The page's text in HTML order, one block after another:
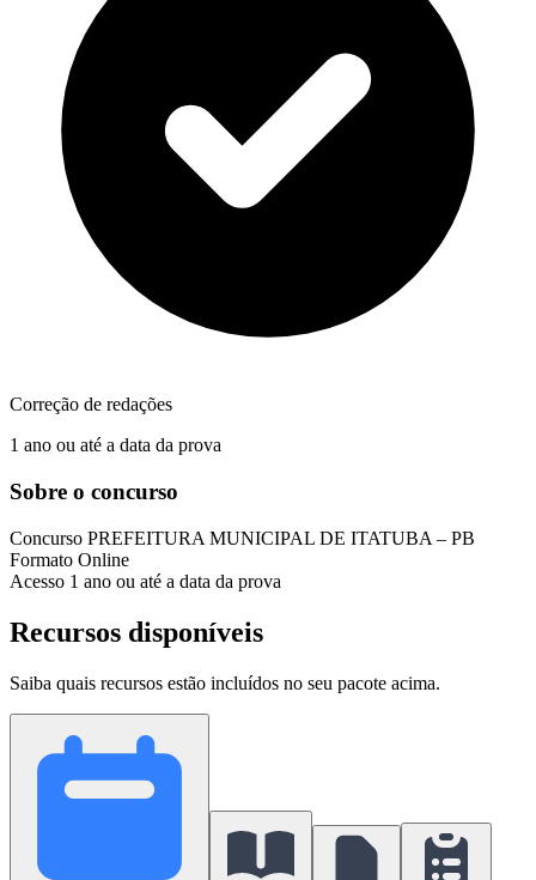
Correção de redações
1 ano ou até a data da prova
Sobre o concurso
Concurso PREFEITURA MUNICIPAL DE ITATUBA – PB
Formato Online
Acesso 1 ano ou até a data da prova
Recursos disponíveis
Saiba quais recursos estão incluídos no seu pacote acima.